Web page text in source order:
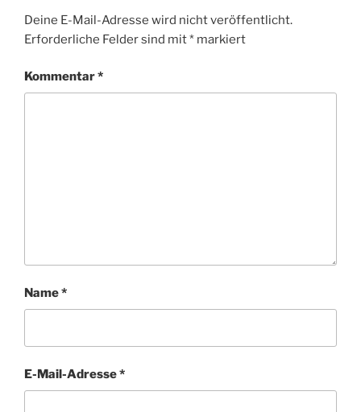
Deine E-Mail-Adresse wird nicht veröffentlicht.
Erforderliche Felder sind mit* markiert
Kommentar*
Name*
E-Mail-Adresse*